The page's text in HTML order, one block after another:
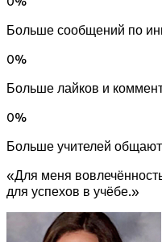
Больше сообщений по
0%
Больше лайков и
0%
Больше учителей
«Для меня
для успехов в учёбе.»